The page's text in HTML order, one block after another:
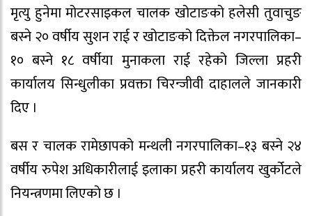
मृत्यु हुनेमा मोटरसाइकल चालक खोटाङको हलेसी तुवाचुङ
बस्ने २० वर्षीय सुशन राई र खोटाङको दिक्तेल नगरपालिका–
१० बस्ने १८ वर्षीया मुनाकला राई रहेको जिल्ला प्रहरी
कार्यालय सिन्धुलीका प्रवक्ता चिरन्जीवी दाहालले जानकारी
दिए ।
बस र चालक रामेछापको मन्थली नगरपालिका–१३ बस्ने २४
वर्षीय रुपेश अधिकारीलाई इलाका प्रहरी कार्यालय खुर्कोटले
नियन्त्रणमा लिएको छ ।